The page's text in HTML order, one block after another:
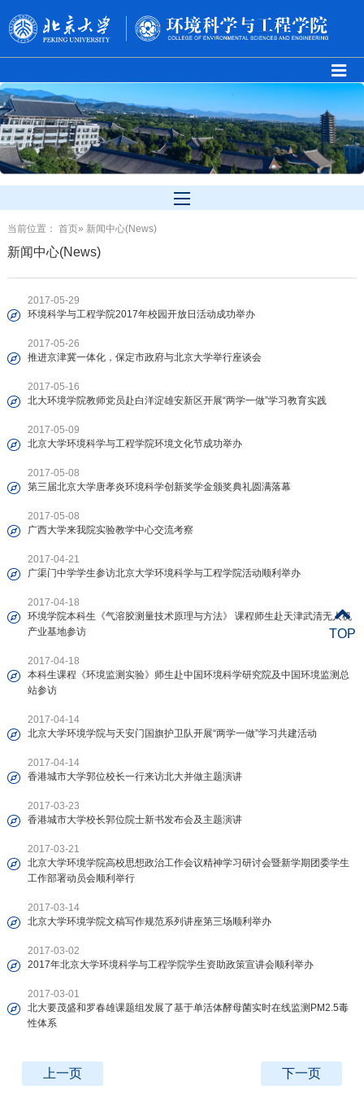
当前位置： 首页» 新闻中心(News)
新闻中心(News)
2017-05-29
环境科学与工程学院2017年校园开放日活动成功举办
2017-05-26
推进京津冀一体化，保定市政府与北京大学举行座谈会
2017-05-16
北大环境学院教师党员赴白洋淀雄安新区开展“两学一做”学习教育实践
2017-05-09
北京大学环境科学与工程学院环境文化节成功举办
2017-05-08
第三届北京大学唐孝炎环境科学创新奖学金颁奖典礼圆满落幕
2017-05-08
广西大学来我院实验教学中心交流考察
2017-04-21
广渠门中学学生参访北京大学环境科学与工程学院活动顺利举办
2017-04-18
环境学院本科生《气溶胶测量技术原理与方法》 课程师生赴天津武清无人机
产业基地参访
2017-04-18
本科生课程《环境监测实验》师生赴中国环境科学研究院及中国环境监测总
站参访
2017-04-14
北京大学环境学院与天安门国旗护卫队开展“两学一做”学习共建活动
2017-04-14
香港城市大学郭位校长一行来访北大并做主题演讲
2017-03-23
香港城市大学校长郭位院士新书发布会及主题演讲
2017-03-21
北京大学环境学院高校思想政治工作会议精神学习研讨会暨新学期团委学生
工作部署动员会顺利举行
2017-03-14
北京大学环境学院文稿写作规范系列讲座第三场顺利举办
2017-03-02
2017年北京大学环境科学与工程学院学生资助政策宣讲会顺利举办
2017-03-01
北大要茂盛和罗春雄课题组发展了基于单活体酵母菌实时在线监测PM2.5毒
性体系
上一页 下一页
TOP